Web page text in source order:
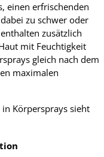
einen erfrischenden
zu schwer oder
zusätzlich
mit Feuchtigkeit
gleich nach dem
maximalen
Körpersprays sieht